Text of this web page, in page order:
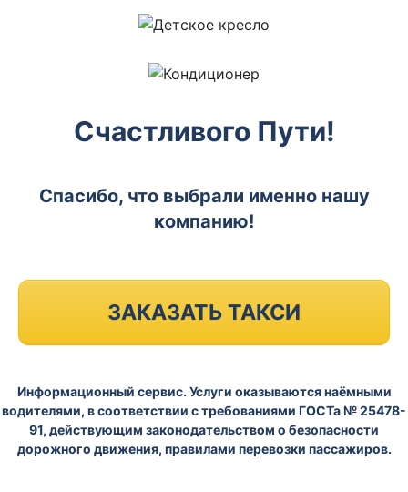
Счастливого Пути!
Спасибо, что выбрали именно нашу
компанию!
ЗАКАЗАТЬ ТАКСИ
Информационный сервис. Услуги оказываются наёмными
водителями, в соответствии с требованиями ГОСТа № 25478-
91, действующим законодательством о безопасности
дорожного движения, правилами перевозки пассажиров.